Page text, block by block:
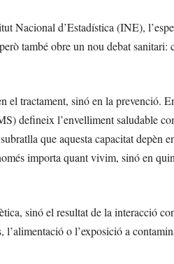
Nacional d’Estadística (INE),
també obre un nou debat sanitari:
tractament, sinó en la prevenció.
defineix l’envelliment saludable
que aquesta capacitat depèn
importa quant vivim, sinó en
sinó el resultat de la interacció
l’alimentació o l’exposició a